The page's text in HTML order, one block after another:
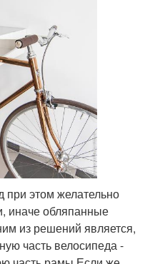
при этом желательно
иначе обляпанные
из решений является,
часть велосипеда -